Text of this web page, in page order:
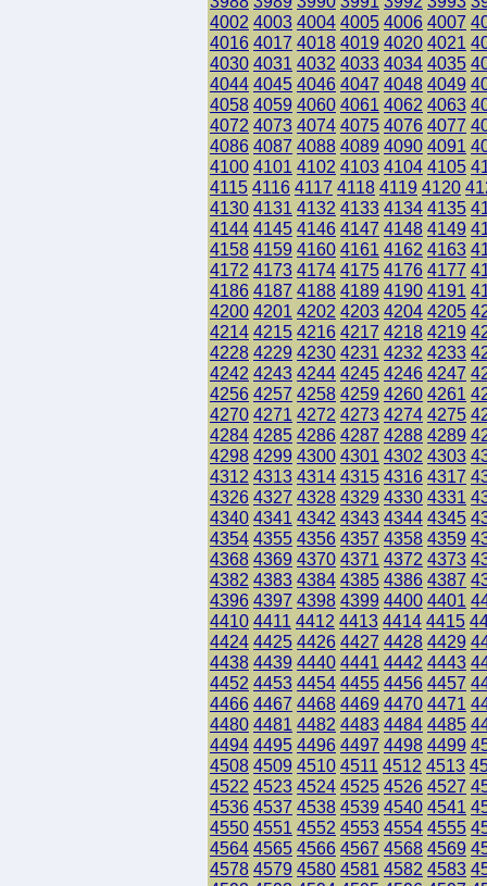
4002 4003 4004 4005 4006 4007
4016 4017 4018 4019 4020 4021
4030 4031 4032 4033 4034 4035
4044 4045 4046 4047 4048 4049
4058 4059 4060 4061 4062 4063
4072 4073 4074 4075 4076 4077
4086 4087 4088 4089 4090 4091
4100 4101 4102 4103 4104 4105
4115 4116 4117 4118 4119 4120
4130 4131 4132 4133 4134 4135
4144 4145 4146 4147 4148 4149
4158 4159 4160 4161 4162 4163
4172 4173 4174 4175 4176 4177
4186 4187 4188 4189 4190 4191
4200 4201 4202 4203 4204 4205
4214 4215 4216 4217 4218 4219
4228 4229 4230 4231 4232 4233
4242 4243 4244 4245 4246 4247
4256 4257 4258 4259 4260 4261
4270 4271 4272 4273 4274 4275
4284 4285 4286 4287 4288 4289
4298 4299 4300 4301 4302 4303
4312 4313 4314 4315 4316 4317
4326 4327 4328 4329 4330 4331
4340 4341 4342 4343 4344 4345
4354 4355 4356 4357 4358 4359
4368 4369 4370 4371 4372 4373
4382 4383 4384 4385 4386 4387
4396 4397 4398 4399 4400 4401
4410 4411 4412 4413 4414 4415
4424 4425 4426 4427 4428 4429
4438 4439 4440 4441 4442 4443
4452 4453 4454 4455 4456 4457
4466 4467 4468 4469 4470 4471
4480 4481 4482 4483 4484 4485
4494 4495 4496 4497 4498 4499
4508 4509 4510 4511 4512 4513
4522 4523 4524 4525 4526 4527
4536 4537 4538 4539 4540 4541
4550 4551 4552 4553 4554 4555
4564 4565 4566 4567 4568 4569
4578 4579 4580 4581 4582 4583